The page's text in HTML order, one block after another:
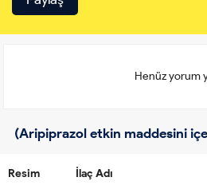
Henüz yorum
(Aripiprazol etkin maddesini
Resim İlaç Adı